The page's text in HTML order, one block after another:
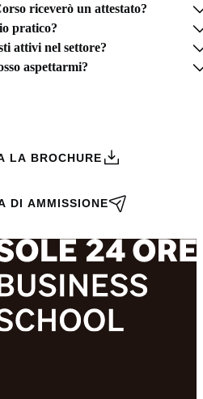
riceverò un attestato?
pratico?
attivi nel settore?
aspettarmi?
LA BROCHURE
DI AMMISSIONE